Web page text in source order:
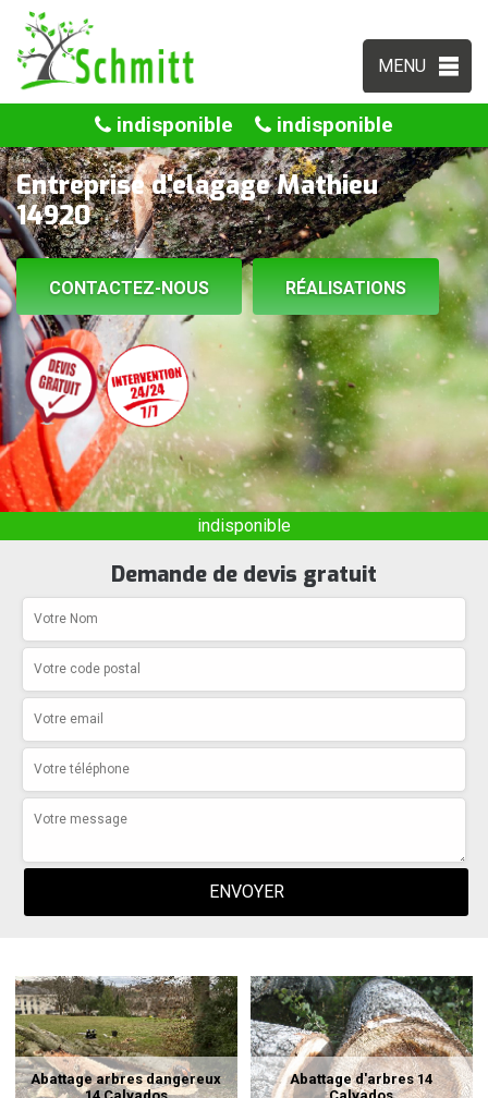
MENU
indisponible indisponible
Entreprise d'elagage Mathieu
14920
CONTACTEZ-NOUS RÉALISATIONS
indisponible
Demande de devis gratuit
Abattage arbres dangereux
Abattage d'arbres 14